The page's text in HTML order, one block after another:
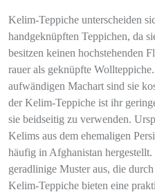
Kelim-Teppiche unterscheiden
handgeknüpften Teppichen, da
besitzen keinen hochstehenden
rauer als geknüpfte
aufwändigen Machart sind sie
der Kelim-Teppiche ist ihr
sie beidseitig zu verwenden.
Kelims aus dem ehemaligen
häufig in Afghanistan
geradlinige Muster aus, die
Kelim-Teppiche bieten eine